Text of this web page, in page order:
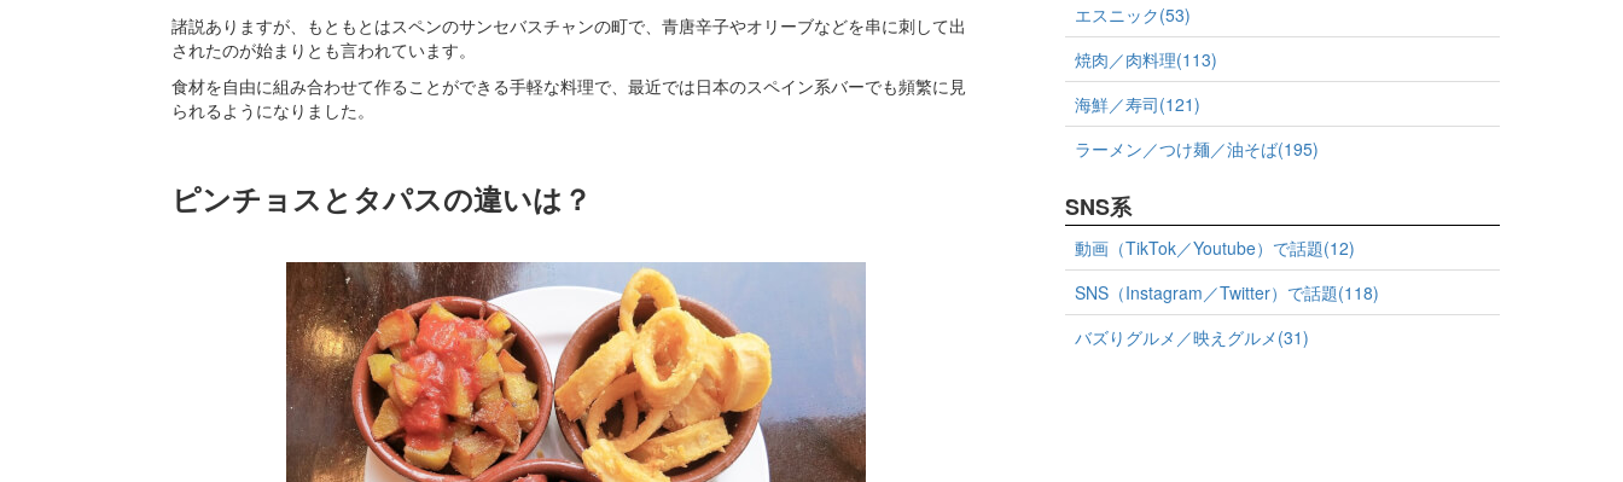
諸説ありますが、もともとはスペンのサンセバスチャンの町で、青唐辛子やオリーブなどを串に刺して出
されたのが始まりとも言われています。
食材を自由に組み合わせて作ることができる手軽な料理で、最近では日本のスペイン系バーでも頻繁に見
られるようになりました。
ピンチョスとタパスの違いは？
エスニック(53)
焼肉／肉料理(113)
海鮮／寿司(121)
ラーメン／つけ麺／油そば(195)
SNS系
動画（TikTok／Youtube）で話題(12)
SNS（Instagram／Twitter）で話題(118)
バズりグルメ／映えグルメ(31)